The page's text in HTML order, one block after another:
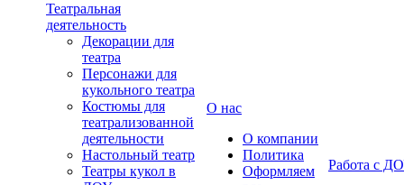
Театральная
деятельность
Декорации для
театра
Персонажи для
кукольного театра
Костюмы для
театрализованной
деятельности
Настольный театр
Театры кукол в
О нас
О компании
Политика
Оформляем
Работа с